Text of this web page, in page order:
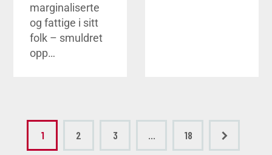
marginaliserte
og fattige i sitt
folk – smuldret
opp…
1 2 3 … 18